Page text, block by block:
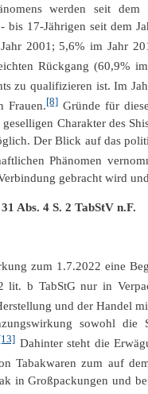
werden seit
bis 17-Jährigen seit dem
2001; 5,6% im Jahr
Rückgang (60,9%
zu qualifizieren ist. Im
Frauen.[8]Gründe für
Charakter des
Der Blick auf das
Phänomen
gebracht wird
Abs. 4 S. 2 TabStV n.F.
zum 1.7.2022 eine
lit. b TabStG nur in
und der Handel
sowohl die
Dahinter steht die
Tabakwaren zum auf
in Großpackungen und